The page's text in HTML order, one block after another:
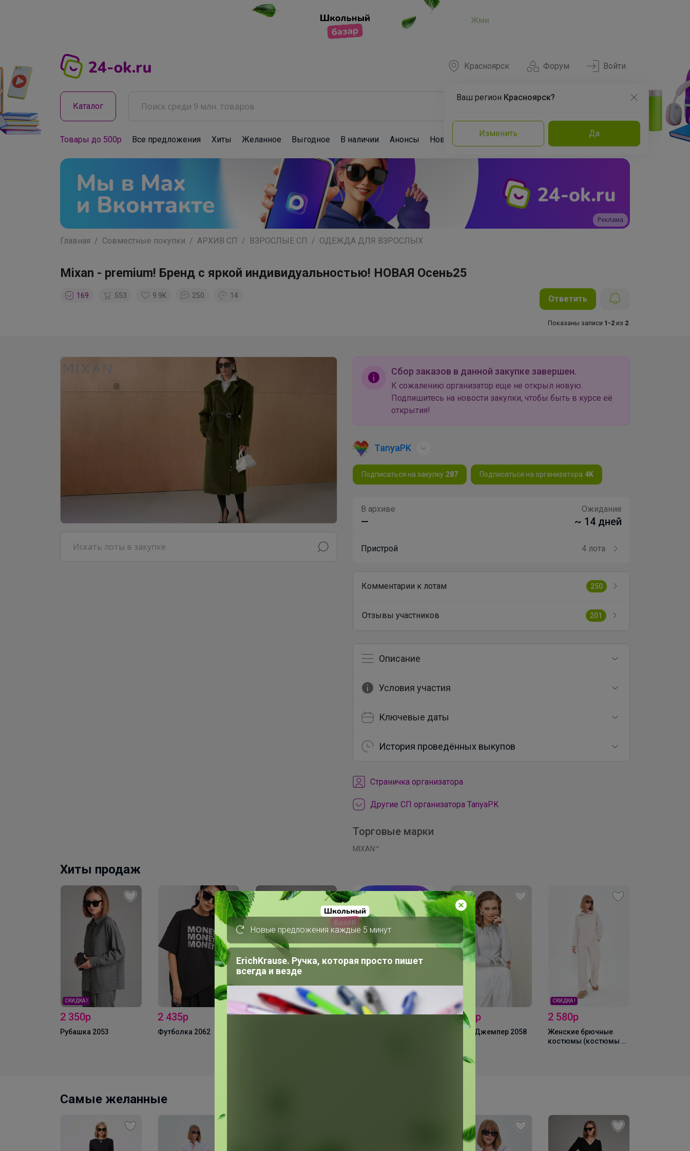
Жми
Форум
Красноярск
Ваш регион Красноярск?
Изменить Да
Войти
Каталог
Товары до 500р Все предложения Хиты Желанное Выгодное В наличии Анонсы Новости Команда Эксперты
Реклама
Главная Совместные покупки АРХИВ СП ВЗРОСЛЫЕ СП ОДЕЖДА ДЛЯ ВЗРОСЛЫХ
Mixan - premium! Бренд с яркой индивидуальностью! НОВАЯ Осень25
169 553 9.9K 250 14 Ответить
Показаны записи 1-2 из 2
Сбор заказов в данной закупке завершен.
К сожалению организатор еще не открыл новую.
Подпишитесь на новости закупки, чтобы быть в курсе её
открытия!
TanyaPK
Подписаться на закупку 287 Подписаться на организатора 4K
В архиве
—
Ожидание
~ 14 дней
Пристрой 4 лота
Комментарии к лотам 250
Отзывы участников 201
Описание
Условия участия
Ключевые даты
История проведённых выкупов
Cтраничка организатора
Другие СП организатора TanyaPK
Торговые марки
MIXAN™
Хиты продаж
СКИДКА !
2 350р
Рубашка 2053
2 435р
Футболка 2062
СКИДКА !
2 550р
ЧАТ в MAX
2 728р
MIXAN Джемпер 2058
СКИДКА !
2 580р
Женские брючные
костюмы (костюмы с
Самые желанные
Новые предложения каждые 5 минут
ErichKrause. Ручка, которая просто пишет
всегда и везде